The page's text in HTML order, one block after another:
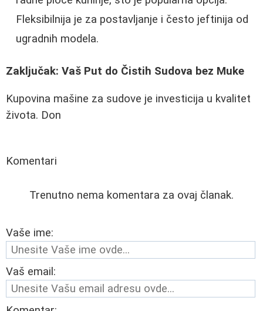
Fleksibilnija je za postavljanje i često jeftinija od
ugradnih modela.
Zaključak: Vaš Put do Čistih Sudova bez Muke
Kupovina mašine za sudove je investicija u kvalitet
života. Don
Komentari
Trenutno nema komentara za ovaj članak.
Vaše ime:
Vaš email: